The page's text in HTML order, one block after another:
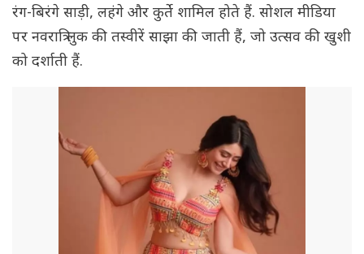
रंग-बिरंगे साड़ी, लहंगे और कुर्ते शामिल होते हैं. सोशल मीडिया
पर नवरात्रि लुक की तस्वीरें साझा की जाती हैं, जो उत्सव की खुशी
को दर्शाती हैं.